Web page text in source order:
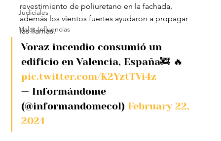
Judiciales
Malas Influencias
revestimiento de poliuretano en la fachada,
además los vientos fuertes ayudaron a propagar
las llamas.
Voraz incendio consumió un
edificio en Valencia, España🚒 🔥
pic.twitter.com/K2YztTVi4z
— Informándome
(@informandomecol) February 22,
2024